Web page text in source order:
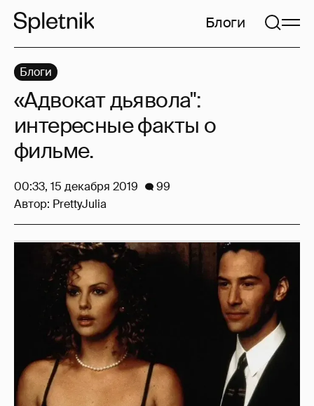
Блоги
Блоги
«Адвокат дьявола":
интересные факты о
фильме.
00:33, 15 декабря 2019
99
Автор: PrettyJulia